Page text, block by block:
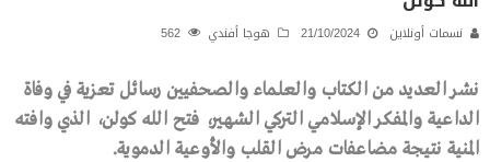
نسمات أونلاين 21/10/2024 هوجا أفندي
نشر العديد من الكتاب والعلماء والصحفيين رسائل تعزية في وفاة
الداعية والمفكر الإسلامي التركي الشهير، فتح الله كولن، الذي وافته
المنية نتيجة مضاعفات مرض القلب والأوعية الدموية.